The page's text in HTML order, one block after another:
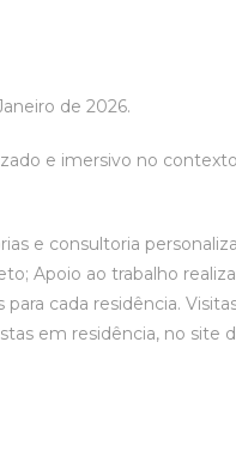
de 2026.
e imersivo no
e consultoria
Apoio ao trabalho
cada residência.
em residência, no site